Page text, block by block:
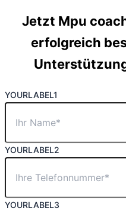
Jetzt Mpu
erfolgreich
YOURLABEL1
YOURLABEL2
YOURLABEL3